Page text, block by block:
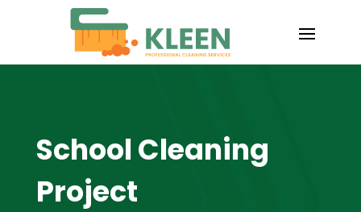
School Cleaning
Project